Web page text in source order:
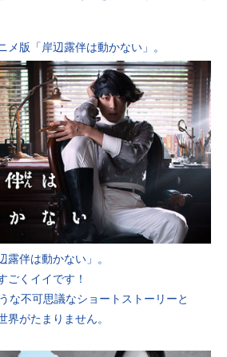
メ版「岸辺露伴は動かない」。
露伴は動かない」。
ごくイイです！
な不可思議なショートストーリーと
界がたまりません。